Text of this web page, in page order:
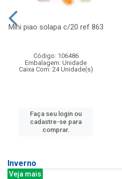
Mini piao solapa c/20 ref 863
Código: 106486
Embalagem: Unidade
Caixa Com: 24 Unidade(s)
Faça seu login ou
cadastre-se para
comprar.
Inverno
Veja mais